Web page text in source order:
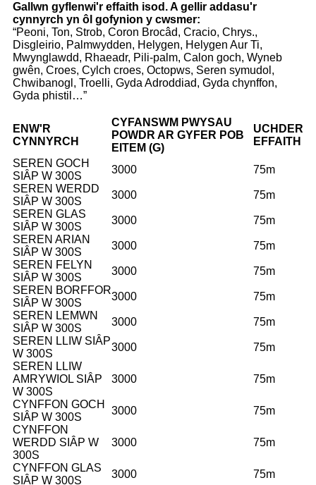
Gallwn gyflenwi'r effaith isod. A gellir addasu'r
cynnyrch yn ôl gofynion y cwsmer:
“Peoni, Ton, Strob, Coron Brocâd, Cracio, Chrys.,
Disgleirio, Palmwydden, Helygen, Helygen Aur Ti,
Mwynglawdd, Rhaeadr, Pili-palm, Calon goch, Wyneb
gwên, Croes, Cylch croes, Octopws, Seren symudol,
Chwibanogl, Troelli, Gyda Adroddiad, Gyda chynffon,
Gyda phistil…”
ENW'R
CYNNYRCH
CYFANSWM PWYSAU
POWDR AR GYFER POB
EITEM (G)
UCHDER
EFFAITH
SEREN GOCH
SIÂP W 300S
3000
75m
SEREN WERDD
SIÂP W 300S
3000
75m
SEREN GLAS
SIÂP W 300S
3000
75m
SEREN ARIAN
SIÂP W 300S
3000
75m
SEREN FELYN
SIÂP W 300S
3000
75m
SEREN BORFFOR
SIÂP W 300S
3000
75m
SEREN LEMWN
SIÂP W 300S
3000
75m
SEREN LLIW SIÂP
W 300S
3000
75m
SEREN LLIW
AMRYWIOL SIÂP
W 300S
3000 75m
CYNFFON GOCH
SIÂP W 300S
3000
75m
CYNFFON
WERDD SIÂP W
300S
3000 75m
CYNFFON GLAS
SIÂP W 300S
3000 75m